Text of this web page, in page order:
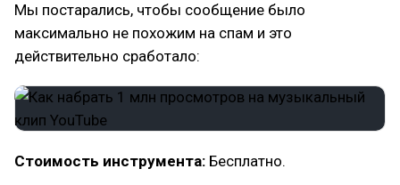
Мы постарались, чтобы сообщение было
максимально не похожим на спам и это
действительно сработало:
Стоимость инструмента: Бесплатно.